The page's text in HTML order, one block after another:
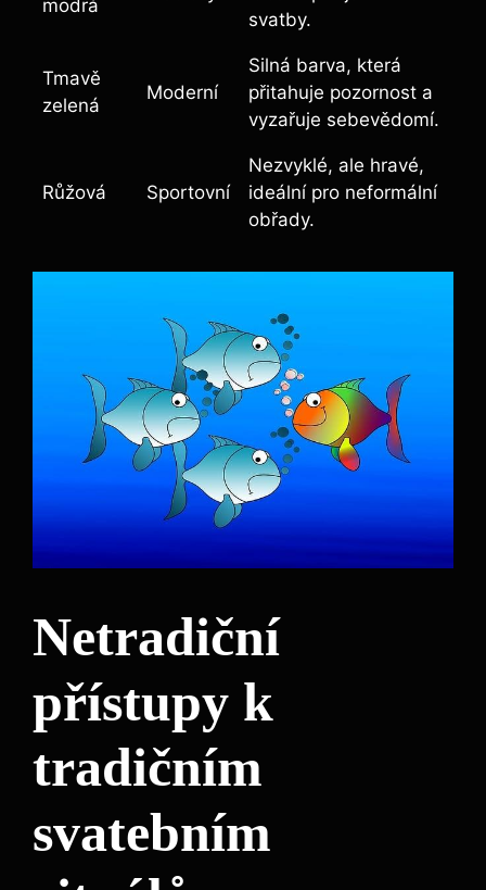
modrá
svatby.
Tmavě
zelená
Moderní
Silná barva, která
přitahuje pozornost a
vyzařuje sebevědomí.
Růžová Sportovní
Nezvyklé, ale hravé,
ideální pro neformální
obřady.
Netradiční
přístupy k
tradičním
svatebním